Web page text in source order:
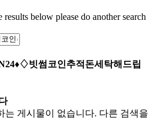
below please do another search
빗썸코인추적돈세탁해드립
는 게시물이 없습니다. 다른 검색을